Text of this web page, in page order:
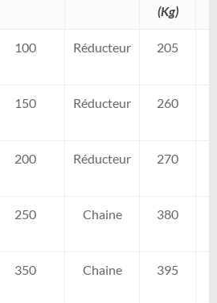
(Kg)
100 Réducteur 205
150 Réducteur 260
200 Réducteur 270
250 Chaine 380
350 Chaine 395